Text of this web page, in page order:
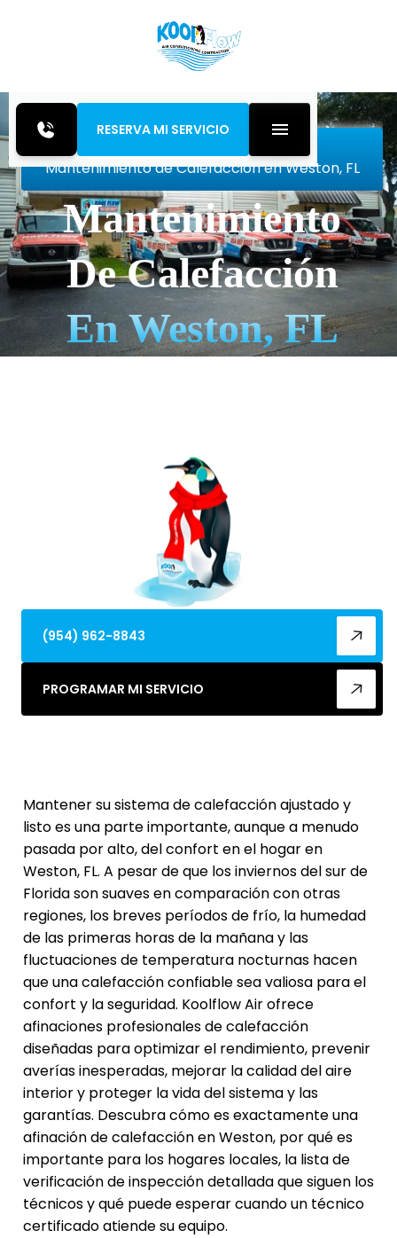
RESERVA MI SERVICIO
Mantenimiento de Calefacción en Weston, FL
Mantenimiento
De Calefacción
En Weston, FL
(954) 962-8843
PROGRAMAR MI SERVICIO
Mantener su sistema de calefacción ajustado y
listo es una parte importante, aunque a menudo
pasada por alto, del confort en el hogar en
Weston, FL. A pesar de que los inviernos del sur de
Florida son suaves en comparación con otras
regiones, los breves períodos de frío, la humedad
de las primeras horas de la mañana y las
fluctuaciones de temperatura nocturnas hacen
que una calefacción confiable sea valiosa para el
confort y la seguridad. Koolflow Air ofrece
afinaciones profesionales de calefacción
diseñadas para optimizar el rendimiento, prevenir
averías inesperadas, mejorar la calidad del aire
interior y proteger la vida del sistema y las
garantías. Descubra cómo es exactamente una
afinación de calefacción en Weston, por qué es
importante para los hogares locales, la lista de
verificación de inspección detallada que siguen los
técnicos y qué puede esperar cuando un técnico
certificado atiende su equipo.